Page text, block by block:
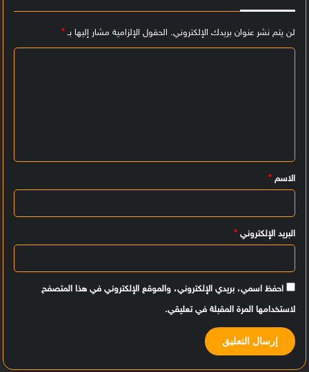
لن يتم نشر عنوان بريدك الإلكتروني. الحقول الإلزامية مشار إليها بـ*
ي
ق
الاسم *
البريد الإلكتروني *
احفظ اسمي، بريدي الإلكتروني، والموقع الإلكتروني في هذا المتصفح
لاستخدامها المرة المقبلة في تعليقي.